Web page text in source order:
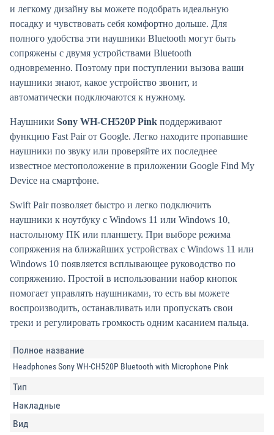
и легкому дизайну вы можете подобрать идеальную
посадку и чувствовать себя комфортно дольше. Для
полного удобства эти наушники Bluetooth могут быть
сопряжены с двумя устройствами Bluetooth
одновременно. Поэтому при поступлении вызова ваши
наушники знают, какое устройство звонит, и
автоматически подключаются к нужному.
Наушники Sony WH-CH520P Pink поддерживают
функцию Fast Pair от Google. Легко находите пропавшие
наушники по звуку или проверяйте их последнее
известное местоположение в приложении Google Find My
Device на смартфоне.
Swift Pair позволяет быстро и легко подключить
наушники к ноутбуку с Windows 11 или Windows 10,
настольному ПК или планшету. При выборе режима
сопряжения на ближайших устройствах с Windows 11 или
Windows 10 появляется всплывающее руководство по
сопряжению. Простой в использовании набор кнопок
помогает управлять наушниками, то есть вы можете
воспроизводить, останавливать или пропускать свои
треки и регулировать громкость одним касанием пальца.
Полное название
Headphones Sony WH-CH520P Bluetooth with Microphone Pink
Тип
Накладные
Вид